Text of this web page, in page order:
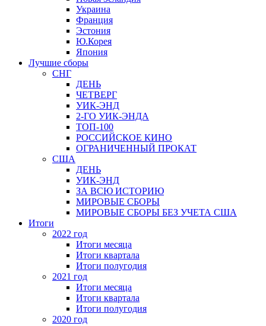
Украина
Франция
Эстония
Ю.Корея
Япония
Лучшие сборы
СНГ
ДЕНЬ
ЧЕТВЕРГ
УИК-ЭНД
2-ГО УИК-ЭНДА
ТОП-100
РОССИЙСКОЕ КИНО
ОГРАНИЧЕННЫЙ ПРОКАТ
США
ДЕНЬ
УИК-ЭНД
ЗА ВСЮ ИСТОРИЮ
МИРОВЫЕ СБОРЫ
МИРОВЫЕ СБОРЫ БЕЗ УЧЕТА США
Итоги
2022 год
Итоги месяца
Итоги квартала
Итоги полугодия
2021 год
Итоги месяца
Итоги квартала
Итоги полугодия
2020 год